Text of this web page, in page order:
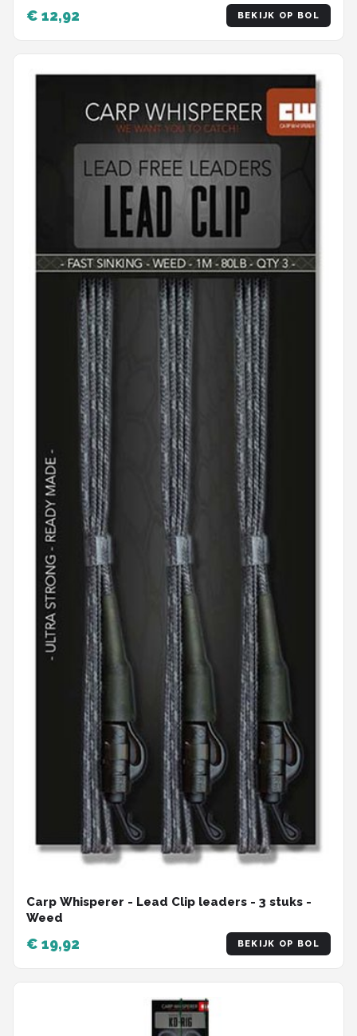
€ 12,92 BEKIJK OP BOL
Carp Whisperer - Lead Clip leaders - 3 stuks -
Weed
€ 19,92 BEKIJK OP BOL